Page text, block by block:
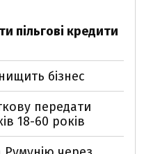
пільгові кредити
бізнес
передати
18-60 років